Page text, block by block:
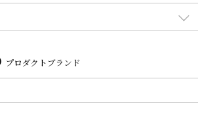
プロダクトブランド